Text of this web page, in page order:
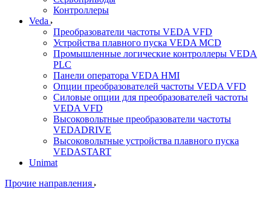
Контроллеры
Veda
Преобразователи частоты VEDA VFD
Устройства плавного пуска VEDA MCD
Промышленные логические контроллеры VEDA
PLC
Панели оператора VEDA HMI
Опции преобразователей частоты VEDA VFD
Силовые опции для преобразователей частоты
VEDA VFD
Высоковольтные преобразователи частоты
VEDADRIVE
Высоковольтные устройства плавного пуска
VEDASTART
Unimat
Прочие направления